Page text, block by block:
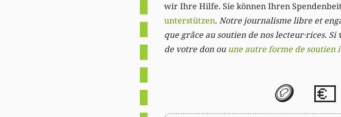
wir Ihre Hilfe. Sie können Ihren
unterstützen. Notre journalisme libre et
que grâce au soutien de nos lecteur·rices.
de votre don ou une autre forme de soutien
🪙 💶